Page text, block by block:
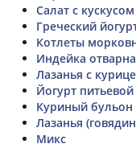
Салат с кускусом
Греческий
Котлеты
Индейка
Лазанья с
Йогурт
Куриный бульон
Лазанья
Микс